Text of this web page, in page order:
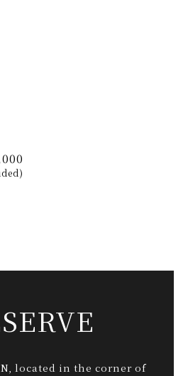
located in the corner of